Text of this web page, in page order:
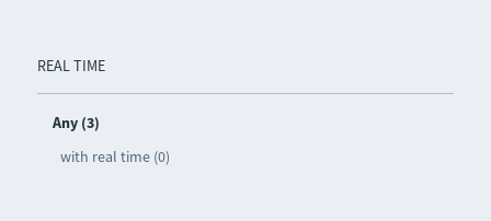
REAL TIME
Any (3)
with real time (0)